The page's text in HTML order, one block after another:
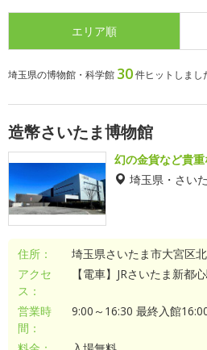
エリア順
埼玉県の博物館・科学館 30件ヒットしまし
造幣さいたま博物館
幻の金貨など貴
埼玉県・さい
住所：
埼玉県さいたま市大宮区
アクセ
ス：
【電車】JRさいたま新都
営業時
間：
9:00～16:30 最終入館